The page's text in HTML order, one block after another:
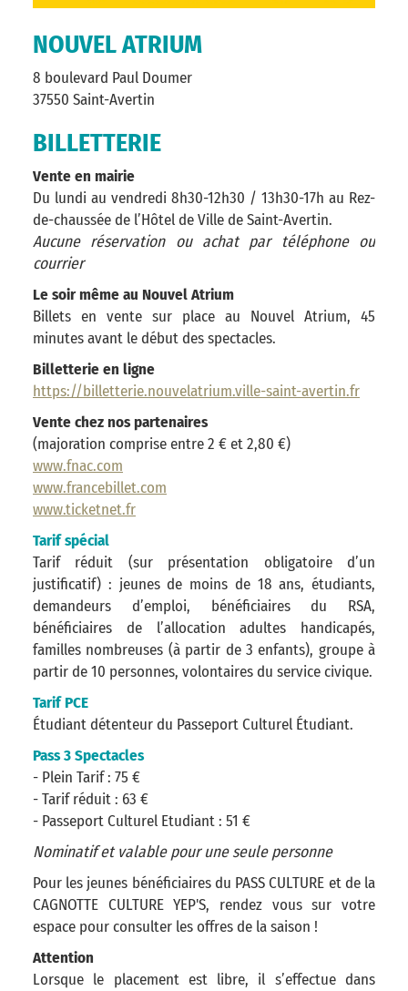
NOUVEL ATRIUM
8 boulevard Paul Doumer
37550 Saint-Avertin
BILLETTERIE
Vente en mairie
Du lundi au vendredi 8h30-12h30 / 13h30-17h au Rez-
de-chaussée de l’Hôtel de Ville de Saint-Avertin.
Aucune réservation ou achat par téléphone ou
courrier
Le soir même au Nouvel Atrium
Billets en vente sur place au Nouvel Atrium, 45
minutes avant le début des spectacles.
Billetterie en ligne
https://billetterie.nouvelatrium.ville-saint-avertin.fr
Vente chez nos partenaires
(majoration comprise entre 2 € et 2,80 €)
www.fnac.com
www.francebillet.com
www.ticketnet.fr
Tarif spécial
Tarif réduit (sur présentation obligatoire d’un
justificatif) : jeunes de moins de 18 ans, étudiants,
demandeurs d’emploi, bénéficiaires du RSA,
bénéficiaires de l’allocation adultes handicapés,
familles nombreuses (à partir de 3 enfants), groupe à
partir de 10 personnes, volontaires du service civique.
Tarif PCE
Étudiant détenteur du Passeport Culturel Étudiant.
Pass 3 Spectacles
- Plein Tarif : 75 €
- Tarif réduit : 63 €
- Passeport Culturel Etudiant : 51 €
Nominatif et valable pour une seule personne
Pour les jeunes bénéficiaires du PASS CULTURE et de la
CAGNOTTE CULTURE YEP'S, rendez vous sur votre
espace pour consulter les offres de la saison !
Attention
Lorsque le placement est libre, il s’effectue dans